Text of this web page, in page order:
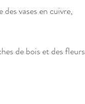
vases en cuivre,
de bois et des fleurs